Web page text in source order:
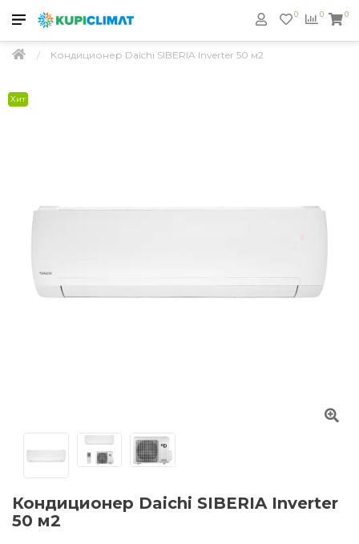
0
0 0
Кондиционер Daichi SIBERIA Inverter 50 м2
Хит
Кондиционер Daichi SIBERIA Inverter
50 м2